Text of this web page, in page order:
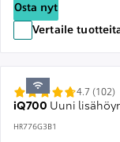
Osta nyt
Vertaile
iQ700 Uuni
HR776G3B1
4.7 (102)